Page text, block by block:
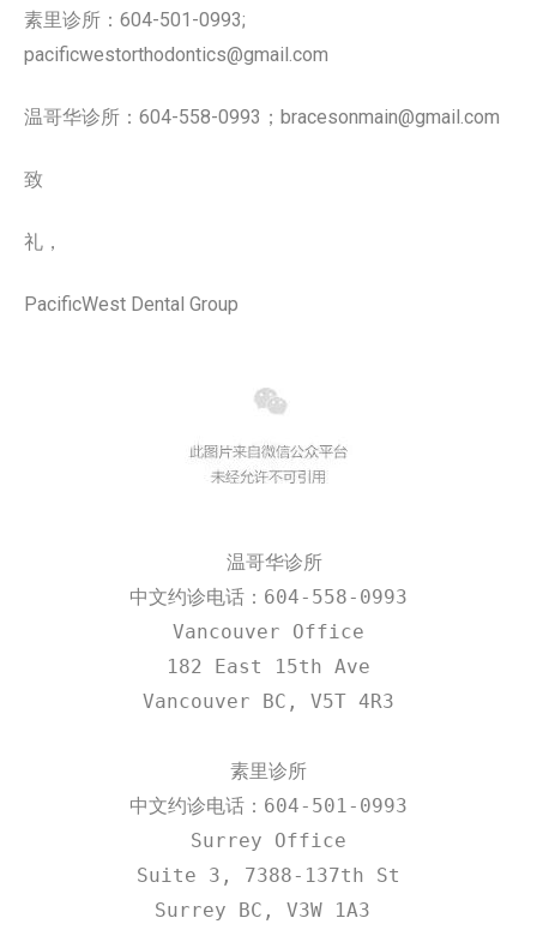
素里诊所：604-501-0993;
pacificwestorthodontics@gmail.com
温哥华诊所：604-558-0993；bracesonmain@gmail.com
致
礼，
PacificWest Dental Group
温哥华诊所
中文约诊电话：604-558-0993
Vancouver Office
182 East 15th Ave
Vancouver BC, V5T 4R3
素里诊所
中文约诊电话：604-501-0993
Surrey Office
Suite 3, 7388-137th St
Surrey BC, V3W 1A3